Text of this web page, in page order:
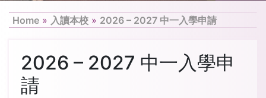
Home » 入讀本校 » 2026 – 2027 中一入學申請
2026 – 2027 中一入學申
請